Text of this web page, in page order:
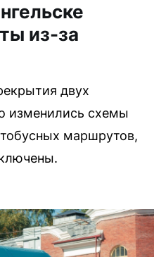
из-за
двух
изменились схемы
маршрутов,